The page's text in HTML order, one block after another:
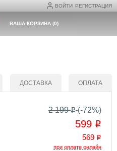
ВОЙТИ РЕГИСТРАЦИЯ
ВАША КОРЗИНА(0)
ДОСТАВКА ОПЛАТА
2 199o (-72%)
599 o
569 o
при оплате онлайн